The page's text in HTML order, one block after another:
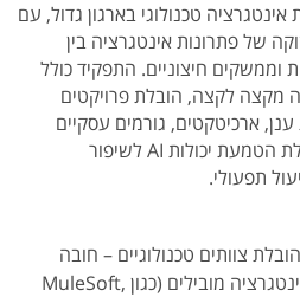
טכנולוגי בארגון גדול, עם
של פתרונות אינטגרציה בין
וממשקים חיצוניים. התפקיד כולל
מקצה לקצה, הובלת פרויקטים
ארכיטקטים, גורמים עסקיים
וספקים חיצוניים. בנוסף, הובלת הטמעת יכולות AI לשיפור
תפעולי.
ניסיון Hands-on עם כלי אינטגרציה מובילים (כגון MuleSoft,